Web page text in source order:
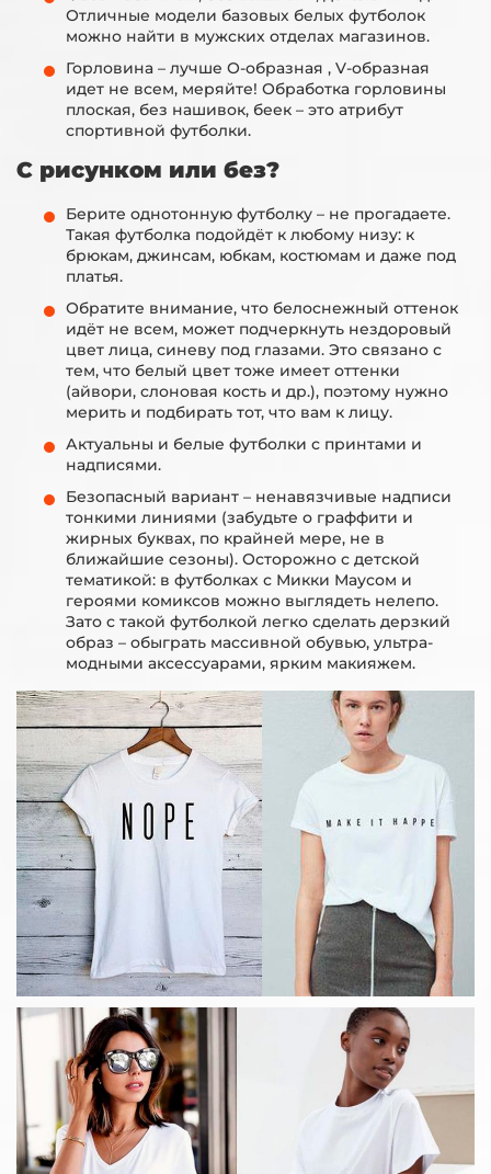
Отличные модели базовых белых футболок
можно найти в мужских отделах магазинов.
Горловина – лучше О-образная , V-образная
идет не всем, меряйте! Обработка горловины
плоская, без нашивок, беек – это атрибут
спортивной футболки.
С рисунком или без?
Берите однотонную футболку – не прогадаете.
Такая футболка подойдёт к любому низу: к
брюкам, джинсам, юбкам, костюмам и даже под
платья.
Обратите внимание, что белоснежный оттенок
идёт не всем, может подчеркнуть нездоровый
цвет лица, синеву под глазами. Это связано с
тем, что белый цвет тоже имеет оттенки
(айвори, слоновая кость и др.), поэтому нужно
мерить и подбирать тот, что вам к лицу.
Актуальны и белые футболки с принтами и
надписями.
Безопасный вариант – ненавязчивые надписи
тонкими линиями (забудьте о граффити и
жирных буквах, по крайней мере, не в
ближайшие сезоны). Осторожно с детской
тематикой: в футболках с Микки Маусом и
героями комиксов можно выглядеть нелепо.
Зато с такой футболкой легко сделать дерзкий
образ – обыграть массивной обувью, ультра-
модными аксессуарами, ярким макияжем.